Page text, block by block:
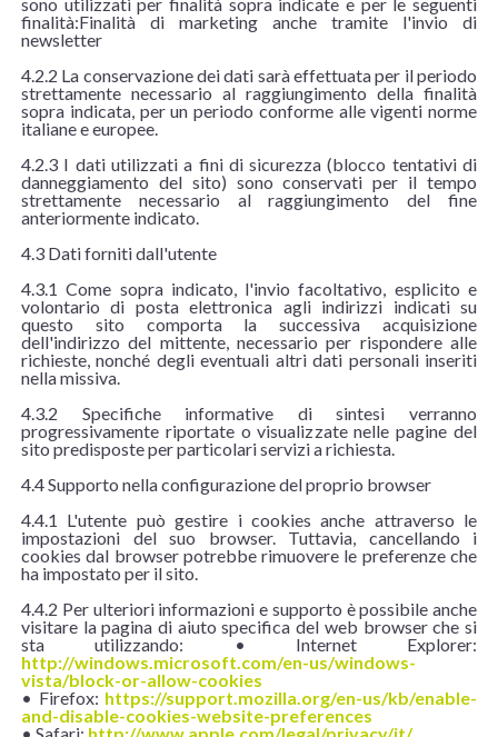
finalità:Finalità di marketing anche tramite l'invio di
newsletter
4.2.2 La conservazione dei dati sarà effettuata per il periodo
strettamente necessario al raggiungimento della finalità
sopra indicata, per un periodo conforme alle vigenti norme
italiane e europee.
4.2.3 I dati utilizzati a fini di sicurezza (blocco tentativi di
danneggiamento del sito) sono conservati per il tempo
strettamente necessario al raggiungimento del fine
anteriormente indicato.
4.3 Dati forniti dall'utente
4.3.1 Come sopra indicato, l'invio facoltativo, esplicito e
volontario di posta elettronica agli indirizzi indicati su
questo sito comporta la successiva acquisizione
dell'indirizzo del mittente, necessario per rispondere alle
richieste, nonché degli eventuali altri dati personali inseriti
nella missiva.
4.3.2 Specifiche informative di sintesi verranno
progressivamente riportate o visualizzate nelle pagine del
sito predisposte per particolari servizi a richiesta.
4.4 Supporto nella configurazione del proprio browser
4.4.1 L'utente può gestire i cookies anche attraverso le
impostazioni del suo browser. Tuttavia, cancellando i
cookies dal browser potrebbe rimuovere le preferenze che
ha impostato per il sito.
4.4.2 Per ulteriori informazioni e supporto è possibile anche
visitare la pagina di aiuto specifica del web browser che si
sta utilizzando: • Internet Explorer:
http://windows.microsoft.com/en-us/windows-
vista/block-or-allow-cookies
• Firefox: https://support.mozilla.org/en-us/kb/enable-
and-disable-cookies-website-preferences